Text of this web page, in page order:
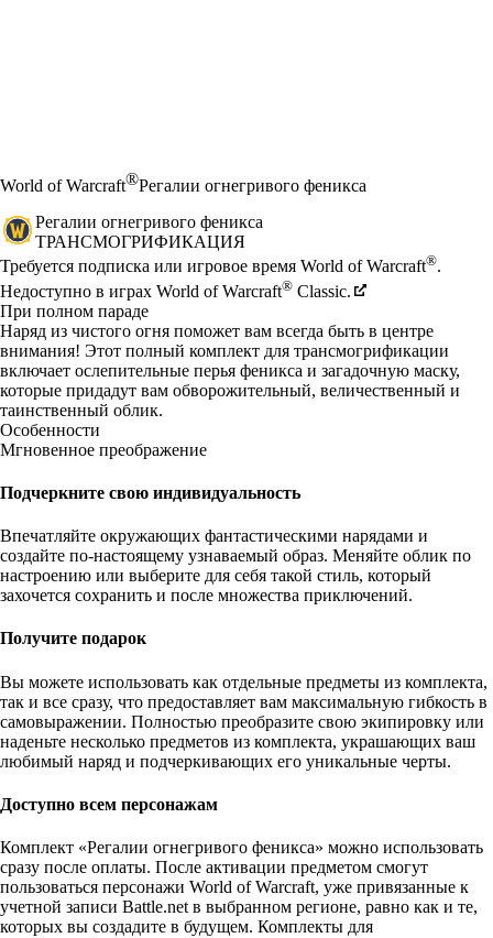
World of Warcraft®Регалии огнегривого феникса
Регалии огнегривого феникса
ТРАНСМОГРИФИКАЦИЯ
Цена
Available actions
Требуется подписка или игровое время World of Warcraft®.
Недоступно в играх World of Warcraft® Classic.
При полном параде
Наряд из чистого огня поможет вам всегда быть в центре
внимания! Этот полный комплект для трансмогрификации
включает ослепительные перья феникса и загадочную маску,
которые придадут вам обворожительный, величественный и
таинственный облик.
Особенности
Мгновенное преображение
Подчеркните свою индивидуальность
Впечатляйте окружающих фантастическими нарядами и
создайте по-настоящему узнаваемый образ. Меняйте облик по
настроению или выберите для себя такой стиль, который
захочется сохранить и после множества приключений.
Получите подарок
Вы можете использовать как отдельные предметы из комплекта,
так и все сразу, что предоставляет вам максимальную гибкость в
самовыражении. Полностью преобразите свою экипировку или
наденьте несколько предметов из комплекта, украшающих ваш
любимый наряд и подчеркивающих его уникальные черты.
Доступно всем персонажам
Комплект «Регалии огнегривого феникса» можно использовать
сразу после оплаты. После активации предметом смогут
пользоваться персонажи World of Warcraft, уже привязанные к
учетной записи Battle.net в выбранном регионе, равно как и те,
которых вы создадите в будущем. Комплекты для